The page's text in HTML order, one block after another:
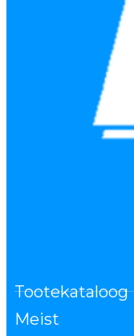
Tootekataloog
Meist